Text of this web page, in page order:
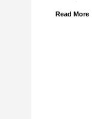
Read More